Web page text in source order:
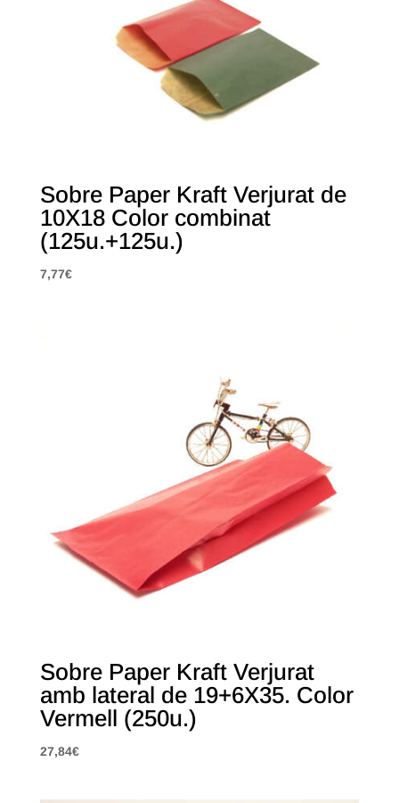
Sobre Paper Kraft Verjurat de
10X18 Color combinat
(125u.+125u.)
7,77€
Sobre Paper Kraft Verjurat
amb lateral de 19+6X35. Color
Vermell (250u.)
27,84€